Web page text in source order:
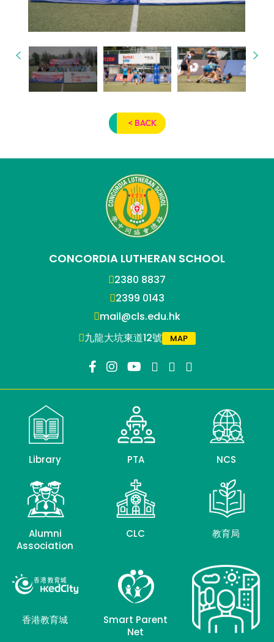
< BACK
CONCORDIA LUTHERAN SCHOOL
2380 8837
2399 0143
mail@cls.edu.hk
九龍大坑東道12號
MAP
Library PTA NCS
Alumni
Association
CLC 教育局
香港教育城
Smart Parent
Net